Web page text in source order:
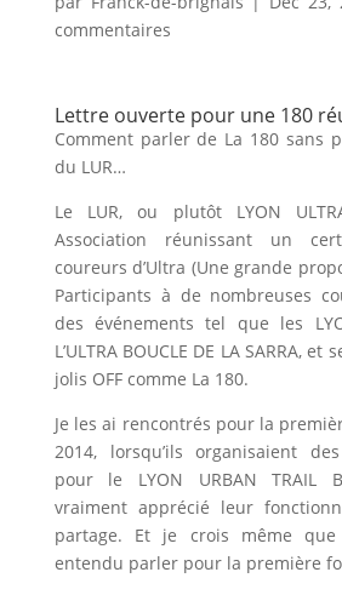
commentaires
Lettre ouverte pour une 180
Comment parler de La 180 sans
du LUR…
Le LUR, ou plutôt LYON
Association réunissant un
coureurs d’Ultra (Une grande
Participants à de nombreuses
des événements tel que les
L’ULTRA BOUCLE DE LA SARRA,
jolis OFF comme La 180.
Je les ai rencontrés pour la
2014, lorsqu’ils organisaient
pour le LYON URBAN TRAIL
vraiment apprécié leur
partage. Et je crois même que
entendu parler pour la première